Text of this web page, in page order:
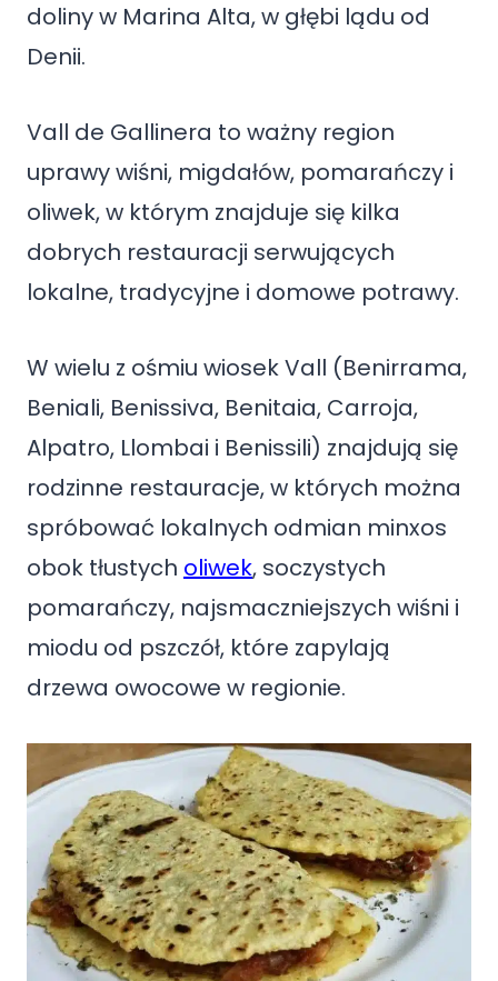
doliny w Marina Alta, w głębi lądu od
Denii.
Vall de Gallinera to ważny region
uprawy wiśni, migdałów, pomarańczy i
oliwek, w którym znajduje się kilka
dobrych restauracji serwujących
lokalne, tradycyjne i domowe potrawy.
W wielu z ośmiu wiosek Vall (Benirrama,
Beniali, Benissiva, Benitaia, Carroja,
Alpatro, Llombai i Benissili) znajdują się
rodzinne restauracje, w których można
spróbować lokalnych odmian minxos
obok tłustych oliwek, soczystych
pomarańczy, najsmaczniejszych wiśni i
miodu od pszczół, które zapylają
drzewa owocowe w regionie.